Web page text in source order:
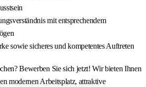
mit entsprechendem
sowie sicheres und kompetentes Auftreten
Bewerben Sie sich jetzt! Wir bieten Ihnen
modernen Arbeitsplatz, attraktive